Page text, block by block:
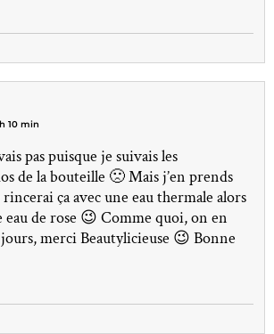
10 min
pas puisque je suivais les
de la bouteille 🙁 Mais j’en prends
ça avec une eau thermale alors
de rose 😉 Comme quoi, on en
merci Beautylicieuse 😉 Bonne